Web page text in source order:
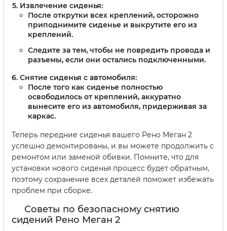
Извлечение сиденья:
После открутки всех креплений, осторожно
приподнимите сиденье и выкрутите его из
креплений.
Следите за тем, чтобы не повредить провода и
разъемы, если они остались подключенными.
Снятие сиденья с автомобиля:
После того как сиденье полностью
освободилось от креплений, аккуратно
вынесите его из автомобиля, придерживая за
каркас.
Теперь передние сиденья вашего Рено Меган 2
успешно демонтированы, и вы можете продолжить с
ремонтом или заменой обивки. Помните, что для
установки нового сиденья процесс будет обратным,
поэтому сохранение всех деталей поможет избежать
проблем при сборке.
Советы по безопасному снятию
сидений Рено Меган 2